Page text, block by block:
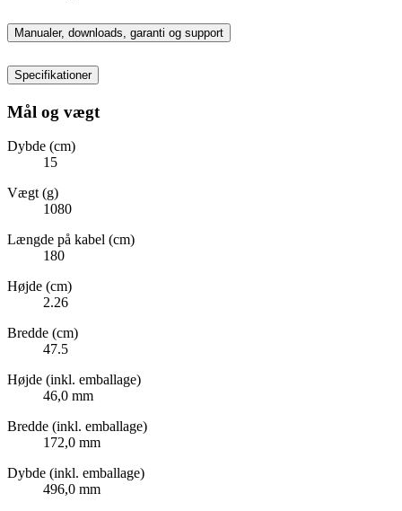
Manualer, downloads, garanti og support
Specifikationer
Mål og vægt
Dybde (cm)
15
Vægt (g)
1080
Længde på kabel (cm)
180
Højde (cm)
2.26
Bredde (cm)
47.5
Højde (inkl. emballage)
46,0 mm
Bredde (inkl. emballage)
172,0 mm
Dybde (inkl. emballage)
496,0 mm